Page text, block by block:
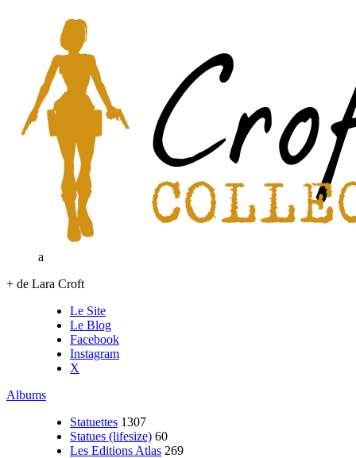
a
+ de Lara Croft
Le Site
Le Blog
Facebook
Instagram
X
Albums
Statuettes 1307
Statues (lifesize) 60
Les Editions Atlas 269